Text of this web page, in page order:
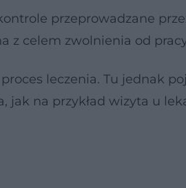
przeprowadzane
z celem zwolnienia od
leczenia. Tu jednak
jak na przykład wizyta u